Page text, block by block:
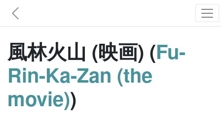
風林火山 (映画) (Fu-
Rin-Ka-Zan (the
movie))